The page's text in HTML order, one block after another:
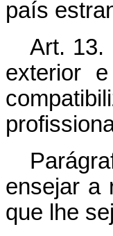
país
Art. 13.
exterior
ensejar a
que lhe